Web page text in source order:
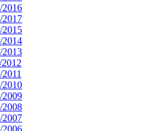
2016
2017
2015
2014
2013
2012
2010
2009
2008
2007